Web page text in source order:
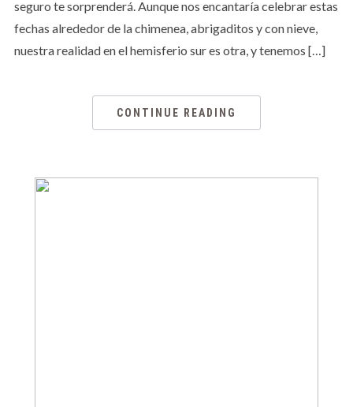
seguro te sorprenderá. Aunque nos encantaría celebrar estas
fechas alrededor de la chimenea, abrigaditos y con nieve,
nuestra realidad en el hemisferio sur es otra, y tenemos […]
CONTINUE READING